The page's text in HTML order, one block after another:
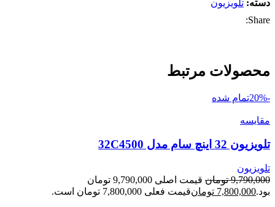
دسته: تلویزیون
Share:
محصولات مرتبط
-20% تمام شده
مقایسه
تلویزیون 32 اینچ سام مدل 32C4500
تلویزیون
9,790,000 تومان
قیمت اصلی 9,790,000 تومان
بود.7,800,000 تومانقیمت فعلی 7,800,000 تومان است.